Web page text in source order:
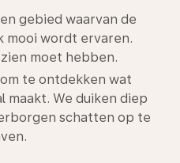
gebied waarvan de
mooi wordt ervaren.
moet hebben.
om te ontdekken wat
maakt. We duiken diep
schatten op te